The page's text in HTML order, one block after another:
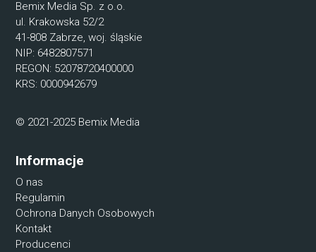
Bemix Media Sp. z o.o.
ul. Krakowska 52/2
41-808 Zabrze, woj. śląskie
NIP: 6482807571
REGON: 52078720400000
KRS: 0000942679
© 2021-2025 Bemix Media
Informacje
O nas
Regulamin
Ochrona Danych Osobowych
Kontakt
Producenci